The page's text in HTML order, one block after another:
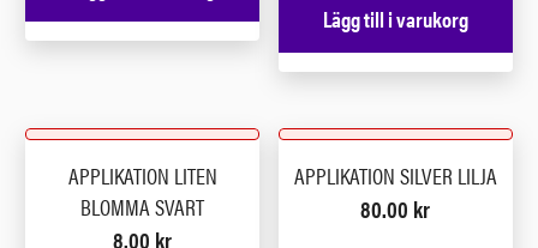
Lägg till i varukorg
APPLIKATION LITEN
BLOMMA SVART
8.00 kr
APPLIKATION SILVER LILJA
80.00 kr